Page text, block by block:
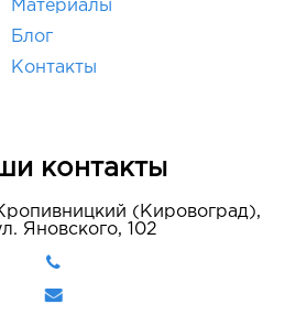
Материалы
Блог
Контакты
контакты
(Кировоград),
Яновского, 102